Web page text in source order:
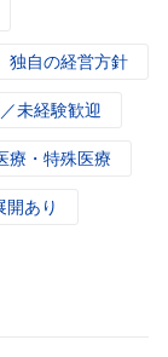
独自の経営方針
未経験歓迎
療・特殊医療
あり